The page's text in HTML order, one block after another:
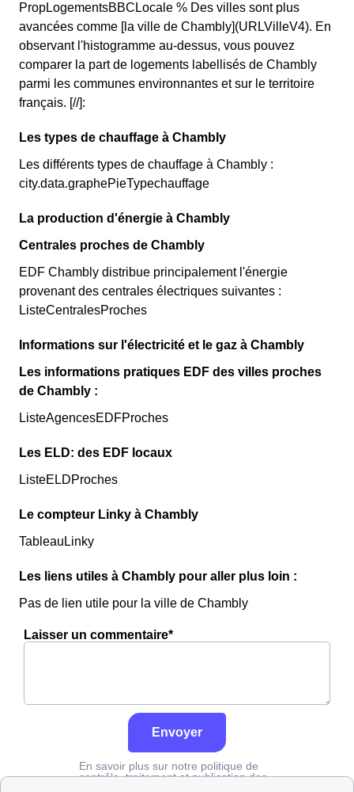
PropLogementsBBCLocale % Des villes sont plus
avancées comme [la ville de Chambly](URLVilleV4). En
observant l'histogramme au-dessus, vous pouvez
comparer la part de logements labellisés de Chambly
parmi les communes environnantes et sur le territoire
français. [//]:
Les types de chauffage à Chambly
Les différents types de chauffage à Chambly :
city.data.graphePieTypechauffage
La production d'énergie à Chambly
Centrales proches de Chambly
EDF Chambly distribue principalement l'énergie
provenant des centrales électriques suivantes :
ListeCentralesProches
Informations sur l'électricité et le gaz à Chambly
Les informations pratiques EDF des villes proches
de Chambly :
ListeAgencesEDFProches
Les ELD: des EDF locaux
ListeELDProches
Le compteur Linky à Chambly
TableauLinky
Les liens utiles à Chambly pour aller plus loin :
Pas de lien utile pour la ville de Chambly
Laisser un commentaire*
Envoyer
En savoir plus sur notre politique de
contrôle, traitement et publication des